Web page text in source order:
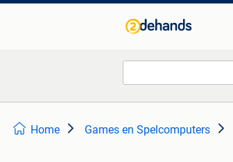
Home Games en Spelcomputers